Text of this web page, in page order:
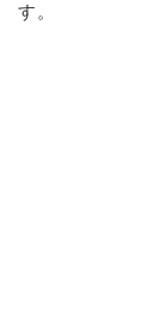
す。